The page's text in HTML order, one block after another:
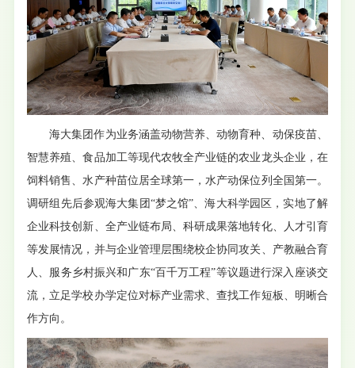
海大集团作为业务涵盖动物营养、动物育种、动保疫苗、
智慧养殖、食品加工等现代农牧全产业链的农业龙头企业，在
饲料销售、水产种苗位居全球第一，水产动保位列全国第一。
调研组先后参观海大集团“梦之馆”、海大科学园区，实地了解
企业科技创新、全产业链布局、科研成果落地转化、人才引育
等发展情况，并与企业管理层围绕校企协同攻关、产教融合育
人、服务乡村振兴和广东“百千万工程”等议题进行深入座谈交
流，立足学校办学定位对标产业需求、查找工作短板、明晰合
作方向。